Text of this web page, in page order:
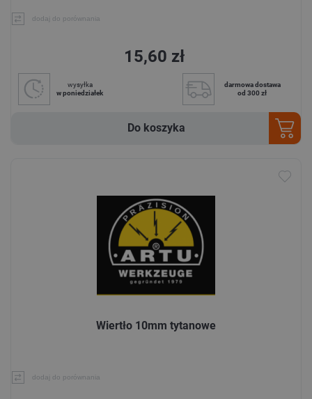
dodaj do porównania
15,60 zł
wysyłka
w poniedziałek
darmowa dostawa
od 300 zł
Do koszyka
Wiertło 10mm tytanowe
dodaj do porównania